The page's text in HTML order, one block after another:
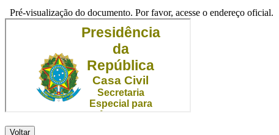
Pré-visualização do documento. Por favor, acesse o endereço oficial.
Voltar